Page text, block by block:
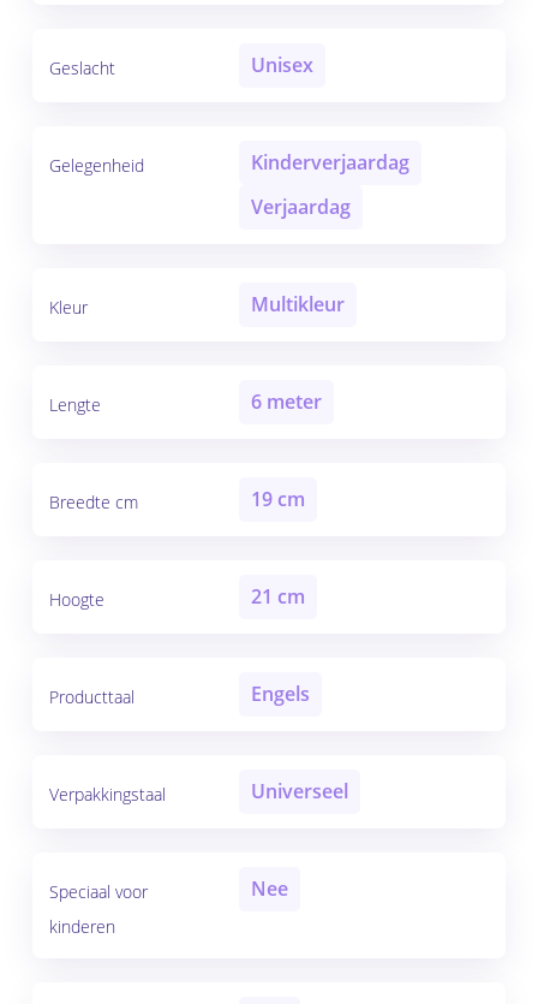
Geslacht Unisex
Gelegenheid
Kinderverjaardag
Verjaardag
Kleur Multikleur
Lengte 6 meter
Breedte cm 19 cm
Hoogte 21 cm
Producttaal Engels
Verpakkingstaal Universeel
Speciaal voor
kinderen
Nee